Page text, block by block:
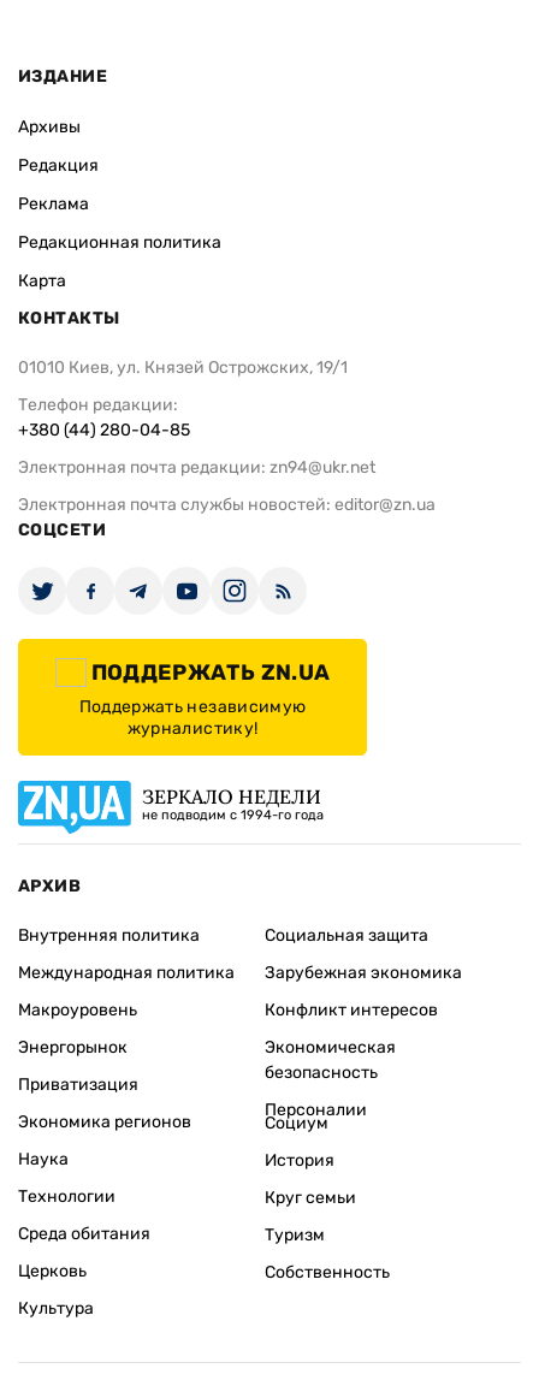
ИЗДАНИЕ
Архивы
Редакция
Реклама
Редакционная политика
Карта
КОНТАКТЫ
01010 Киев, ул. Князей Острожских, 19/1
Телефон редакции:
+380 (44) 280-04-85
Электронная почта редакции: zn94@ukr.net
Электронная почта службы новостей: editor@zn.ua
СОЦСЕТИ
ПОДДЕРЖАТЬ ZN.UA
Поддержать независимую
журналистику!
ЗЕРКАЛО НЕДЕЛИ
не подводим с 1994-го года
АРХИВ
Внутренняя политика
Международная политика
Макроуровень
Энергорынок
Приватизация
Экономика регионов
Социальная защита
Зарубежная экономика
Конфликт интересов
Экономическая
безопасность
Персоналии
Наука
Технологии
Среда обитания
Церковь
Культура
Социум
История
Круг семьи
Туризм
Собственность